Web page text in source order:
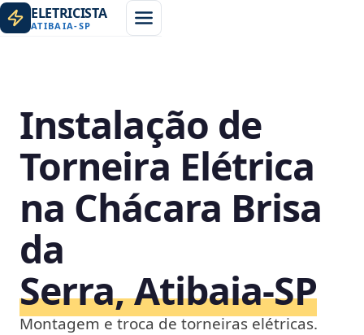
ELETRICISTA
ATIBAIA-SP
Instalação de
Torneira Elétrica
na Chácara Brisa
da
Serra, Atibaia‑SP
Montagem e troca de torneiras elétricas.